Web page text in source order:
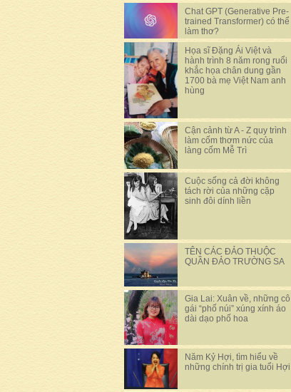
Chat GPT (Generative Pre-
trained Transformer) có thể
làm thơ?
Họa sĩ Đặng Ái Việt và
hành trình 8 năm rong ruổi
khắc họa chân dung gần
1700 bà mẹ Việt Nam anh
hùng
Cận cảnh từ A - Z quy trình
làm cốm thơm nức của
làng cốm Mễ Trì
Cuộc sống cả đời không
tách rời của những cặp
sinh đôi dính liền
TÊN CÁC ĐẢO THUỘC
QUẦN ĐẢO TRƯỜNG SA
Gia Lai: Xuân về, những cô
gái “phố núi” xúng xính áo
dài dạo phố hoa
Năm Kỷ Hợi, tìm hiểu về
những chính trị gia tuổi Hợi